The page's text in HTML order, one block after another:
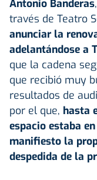
Antonio Banderas
través de Teatro
anunciar la
adelantándose a
que la cadena
que recibió muy
resultados de
por el que, hasta
espacio estaba
manifiesto la
despedida de la